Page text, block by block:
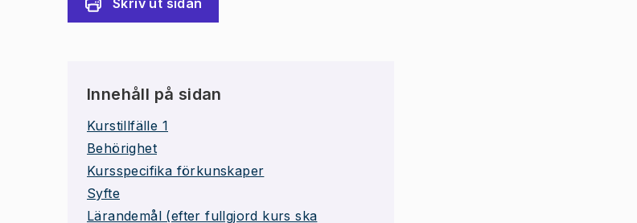
Skriv ut sidan
Innehåll på sidan
Kurstillfälle 1
Behörighet
Kursspecifika förkunskaper
Syfte
Lärandemål (efter fullgjord kurs ska